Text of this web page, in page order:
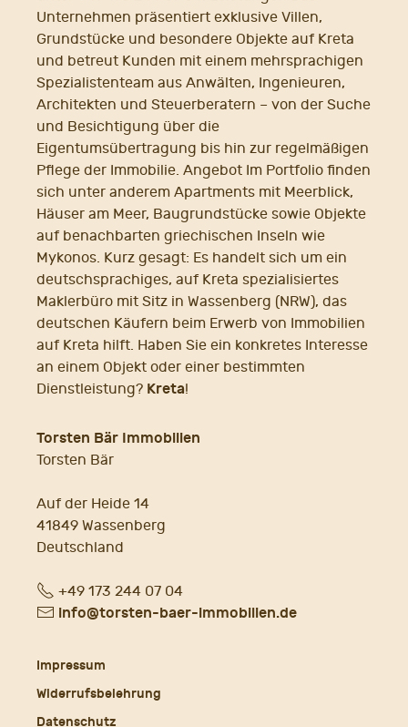
Unternehmen präsentiert exklusive Villen,
Grundstücke und besondere Objekte auf Kreta
und betreut Kunden mit einem mehrsprachigen
Spezialistenteam aus Anwälten, Ingenieuren,
Architekten und Steuerberatern – von der Suche
und Besichtigung über die
Eigentumsübertragung bis hin zur regelmäßigen
Pflege der Immobilie. Angebot Im Portfolio finden
sich unter anderem Apartments mit Meerblick,
Häuser am Meer, Baugrundstücke sowie Objekte
auf benachbarten griechischen Inseln wie
Mykonos. Kurz gesagt: Es handelt sich um ein
deutschsprachiges, auf Kreta spezialisiertes
Maklerbüro mit Sitz in Wassenberg (NRW), das
deutschen Käufern beim Erwerb von Immobilien
auf Kreta hilft. Haben Sie ein konkretes Interesse
an einem Objekt oder einer bestimmten
Dienstleistung? Kreta!
Torsten Bär Immobilien
Torsten Bär
Auf der Heide 14
41849 Wassenberg
Deutschland
Fon+49 173 244 07 04
E- info@torsten-baer-immobilien.de
Impressum
Widerrufsbelehrung
Datenschutz